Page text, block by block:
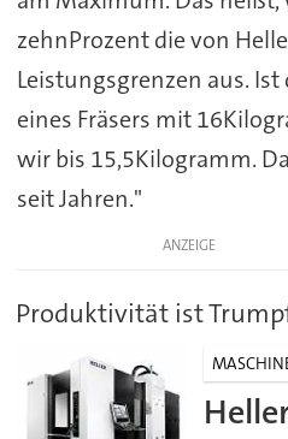
zehnProzent die von
Leistungsgrenzen aus.
eines Fräsers mit
wir bis 15,5Kilogramm.
seit Jahren."
ANZEIGE
Produktivität ist